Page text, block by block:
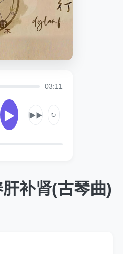
03:11
▶ ▶▶ ↻
补肾(古琴曲)